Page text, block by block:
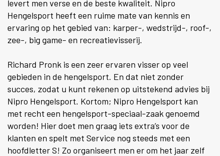
levert men verse en de beste kwaliteit. Nipro
Hengelsport heeft een ruime mate van kennis en
ervaring op het gebied van: karper-, wedstrijd-, roof-,
zee-, big game- en recreatievisserij.
Richard Pronk is een zeer ervaren visser op veel
gebieden in de hengelsport. En dat niet zonder
succes, zodat u kunt rekenen op uitstekend advies bij
Nipro Hengelsport. Kortom; Nipro Hengelsport kan
met recht een hengelsport-speciaal-zaak genoemd
worden! Hier doet men graag iets extra’s voor de
klanten en spelt met Service nog steeds met een
hoofdletter S! Zo organiseert men er om het jaar zelf